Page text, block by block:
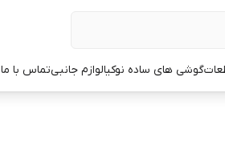
گوشی های ساده نوکیالوازم جانبیتماس با ما